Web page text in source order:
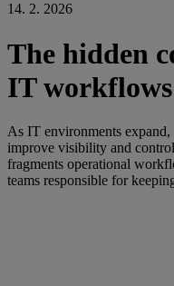
14. 2. 2026
The hidden
IT workflows
As IT environments
improve visibility and
fragments operational
teams responsible for